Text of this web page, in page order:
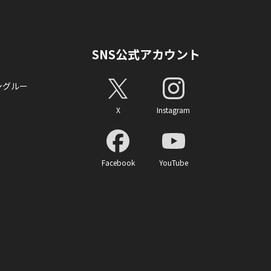
ルー
SNS公式アカウント
X Instagram
Facebook YouTube